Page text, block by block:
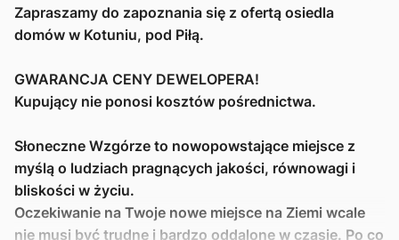
Zapraszamy do zapoznania się z ofertą osiedla
domów w Kotuniu, pod Piłą.
GWARANCJA CENY DEWELOPERA!
Kupujący nie ponosi kosztów pośrednictwa.
Słoneczne Wzgórze to nowopowstające miejsce z
myślą o ludziach pragnących jakości, równowagi i
bliskości w życiu.
Oczekiwanie na Twoje nowe miejsce na Ziemi wcale
nie musi być trudne i bardzo oddalone w czasie. Po co